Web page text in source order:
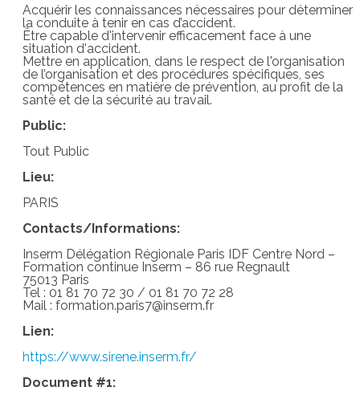
Acquérir les connaissances nécessaires pour déterminer
la conduite à tenir en cas d’accident.
Être capable d'intervenir efficacement face à une
situation d'accident.
Mettre en application, dans le respect de l'organisation
de l’organisation et des procédures spécifiques, ses
compétences en matière de prévention, au profit de la
santé et de la sécurité au travail.
Public:
Tout Public
Lieu:
PARIS
Contacts/Informations:
Inserm Délégation Régionale Paris IDF Centre Nord –
Formation continue Inserm – 86 rue Regnault
75013 Paris
Tel : 01 81 70 72 30 / 01 81 70 72 28
Mail : formation.paris7@inserm.fr
Lien:
https://www.sirene.inserm.fr/
Document #1: